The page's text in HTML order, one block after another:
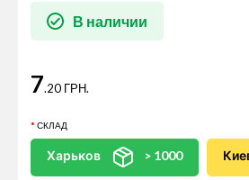
В наличии
7.20 ГРН.
СКЛАД
Харьков > 1000